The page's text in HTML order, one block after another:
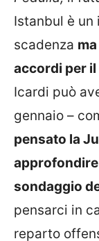
Istanbul è un
scadenza
accordi per
Icardi può
gennaio –
pensato la
sondaggio
pensarci in
reparto